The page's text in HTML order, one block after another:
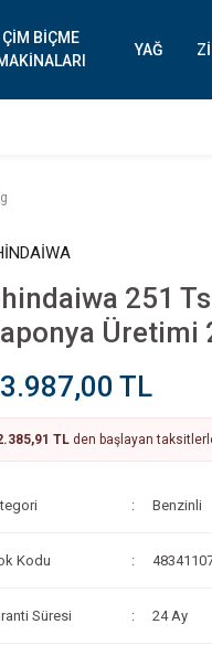
ÇİM BİÇME
YAĞ
251
Üretimi
TL
TL den başlayan
Benzinli
Kodu
Süresi 24 Ay